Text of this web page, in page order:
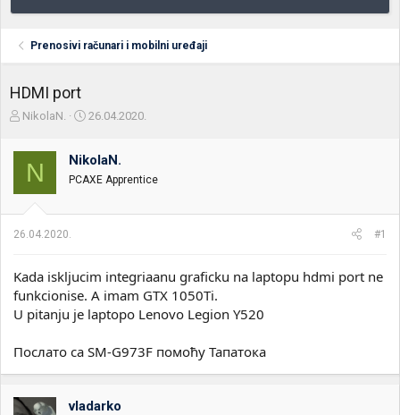
Prenosivi računari i mobilni uređaji
HDMI port
Z
n
i
k
m
e
NikolaN.
D
u
m
o
t
a
n
26.04.2020.
N NikolaN.
PCAXE Apprentice
26.04.2020. #1
Kada iskljucim integriaanu graficku na laptopu hdmi port ne
funkcionise. A imam GTX 1050Ti.
U pitanju je laptopo Lenovo Legion Y520
Послато са SM-G973F помоћу Тапатока
vladarko